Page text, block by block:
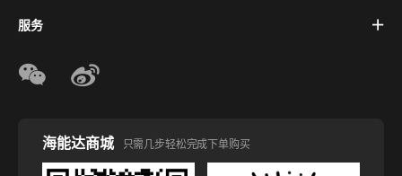
服务
海能达商城 只需几步轻松完成下单购买